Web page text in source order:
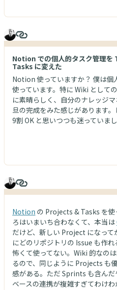
Notion での個人的タスク管理
Tasks に変えた
Notion 使っていますか？ 僕は個
使っています。特に Wiki として
に素晴らしく、自分のナレッジ
旦の完成をみた感じがあります
9割 OK と思いつつも迷っていまし
Notion の Projects & Tasks を使
ろはいまいち合わなくて、本当は
だけど、新しい Project になっ
にどのリポジトリの Issue も作
怖くて使ってない。Wiki 的なの
るので、同じように Projects も
感がある。ただ Sprints も含ん
ベースの連携が複雑すぎてわけ